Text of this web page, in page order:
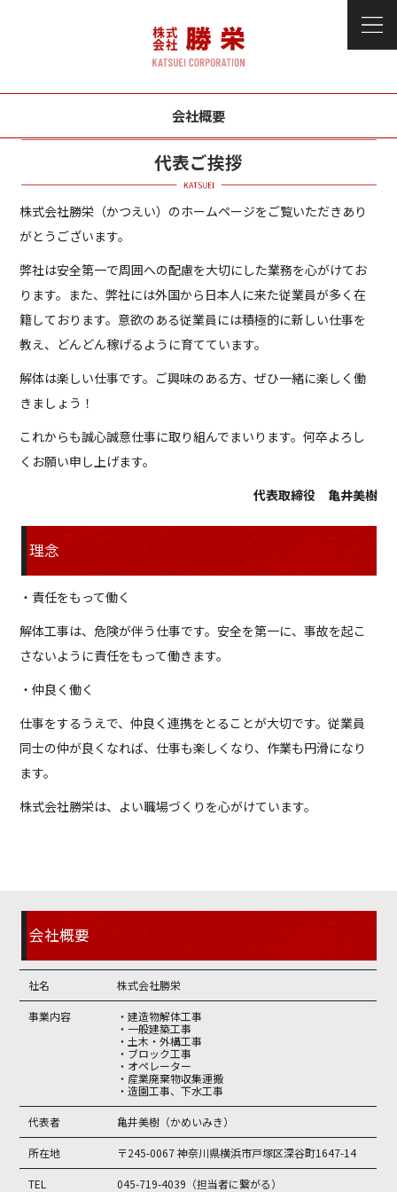
会社概要
代表ご挨拶
株式会社勝栄（かつえい）のホームページをご覧いただきあり
がとうございます。
弊社は安全第一で周囲への配慮を大切にした業務を心がけてお
ります。また、弊社には外国から日本人に来た従業員が多く在
籍しております。意欲のある従業員には積極的に新しい仕事を
教え、どんどん稼げるように育てています。
解体は楽しい仕事です。ご興味のある方、ぜひ一緒に楽しく働
きましょう！
これからも誠心誠意仕事に取り組んでまいります。何卒よろし
くお願い申し上げます。
代表取締役 亀井美樹
理念
・責任をもって働く
解体工事は、危険が伴う仕事です。安全を第一に、事故を起こ
さないように責任をもって働きます。
・仲良く働く
仕事をするうえで、仲良く連携をとることが大切です。従業員
同士の仲が良くなれば、仕事も楽しくなり、作業も円滑になり
ます。
株式会社勝栄は、よい職場づくりを心がけています。
会社概要
社名 株式会社勝栄
事業内容
・建造物解体工事
・一般建築工事
・土木・外構工事
・ブロック工事
・オペレーター
・産業廃棄物収集運搬
・造園工事、下水工事
代表者 亀井美樹（かめいみき）
所在地 〒245-0067 神奈川県横浜市戸塚区深谷町1647-14
TEL 045-719-4039（担当者に繋がる）